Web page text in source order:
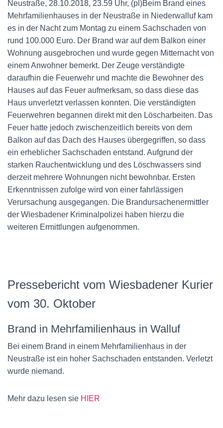
Neustraße, 28.10.2018, 23.59 Uhr, (pl)Beim Brand eines
Mehrfamilienhauses in der Neustraße in Niederwalluf kam
es in der Nacht zum Montag zu einem Sachschaden von
rund 100.000 Euro. Der Brand war auf dem Balkon einer
Wohnung ausgebrochen und wurde gegen Mitternacht von
einem Anwohner bemerkt. Der Zeuge verständigte
daraufhin die Feuerwehr und machte die Bewohner des
Hauses auf das Feuer aufmerksam, so dass diese das
Haus unverletzt verlassen konnten. Die verständigten
Feuerwehren begannen direkt mit den Löscharbeiten. Das
Feuer hatte jedoch zwischenzeitlich bereits von dem
Balkon auf das Dach des Hauses übergegriffen, so dass
ein erheblicher Sachschaden entstand. Aufgrund der
starken Rauchentwicklung und des Löschwassers sind
derzeit mehrere Wohnungen nicht bewohnbar. Ersten
Erkenntnissen zufolge wird von einer fahrlässigen
Verursachung ausgegangen. Die Brandursachenermittler
der Wiesbadener Kriminalpolizei haben hierzu die
weiteren Ermittlungen aufgenommen.
Pressebericht vom Wiesbadener Kurier
vom 30. Oktober
Brand in Mehrfamilienhaus in Walluf
Bei einem Brand in einem Mehrfamilienhaus in der
Neustraße ist ein hoher Sachschaden entstanden. Verletzt
wurde niemand.
Mehr dazu lesen sie HIER